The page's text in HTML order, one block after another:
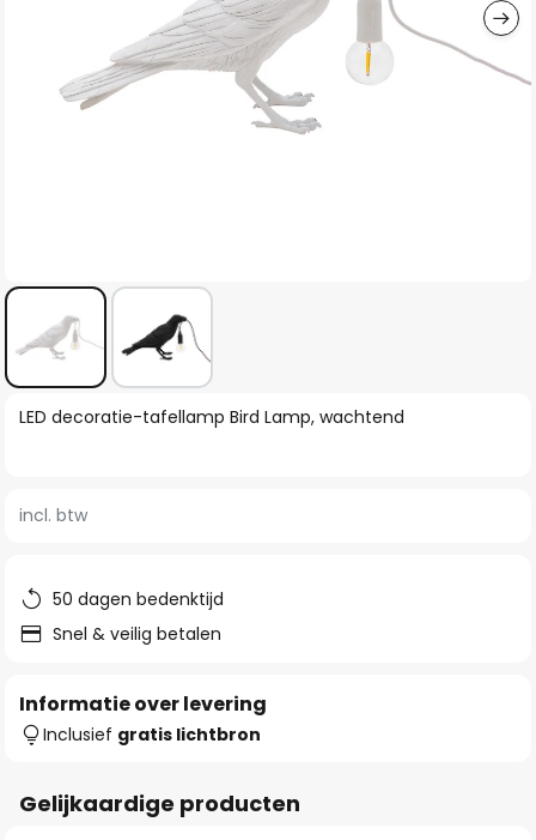
Ga
van
afbeeldingen-
gallerij
LED decoratie-tafellamp Bird Lamp, wachtend
incl. btw
50 dagen bedenktijd
Snel & veilig betalen
Informatie over levering
Inclusief gratis lichtbron
Gelijkaardige producten